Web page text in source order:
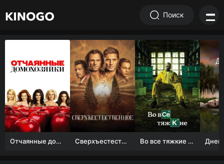
Поиск
Отчаянные домохозяйки (1 сезон) Сверхъестественное Во все тяжкие 1-5 сезон